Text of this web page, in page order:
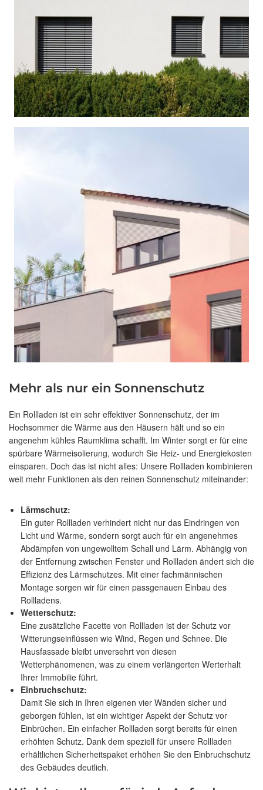
Mehr als nur ein Sonnenschutz
Ein Rollladen ist ein sehr effektiver Sonnenschutz, der im
Hochsommer die Wärme aus den Häusern hält und so ein
angenehm kühles Raumklima schafft. Im Winter sorgt er für eine
spürbare Wärmeisolierung, wodurch Sie Heiz- und Energiekosten
einsparen. Doch das ist nicht alles: Unsere Rollladen kombinieren
weit mehr Funktionen als den reinen Sonnenschutz miteinander:
Lärmschutz:
Ein guter Rollladen verhindert nicht nur das Eindringen von
Licht und Wärme, sondern sorgt auch für ein angenehmes
Abdämpfen von ungewolltem Schall und Lärm. Abhängig von
der Entfernung zwischen Fenster und Rollladen ändert sich die
Effizienz des Lärmschutzes. Mit einer fachmännischen
Montage sorgen wir für einen passgenauen Einbau des
Rollladens.
Wetterschutz:
Eine zusätzliche Facette von Rollladen ist der Schutz vor
Witterungseinflüssen wie Wind, Regen und Schnee. Die
Hausfassade bleibt unversehrt von diesen
Wetterphänomenen, was zu einem verlängerten Werterhalt
Ihrer Immobilie führt.
Einbruchschutz:
Damit Sie sich in Ihren eigenen vier Wänden sicher und
geborgen fühlen, ist ein wichtiger Aspekt der Schutz vor
Einbrüchen. Ein einfacher Rollladen sorgt bereits für einen
erhöhten Schutz. Dank dem speziell für unsere Rollladen
erhältlichen Sicherheitspaket erhöhen Sie den Einbruchschutz
des Gebäudes deutlich.